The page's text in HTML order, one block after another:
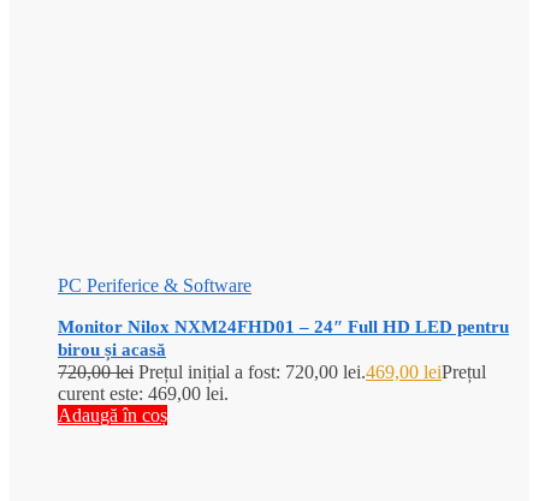
PC Periferice & Software
Monitor Nilox NXM24FHD01 – 24″ Full HD LED pentru
birou și acasă
720,00lei Prețul inițial a fost: 720,00 lei.469,00 leiPrețul
curent este: 469,00 lei.
Adaugă în coș